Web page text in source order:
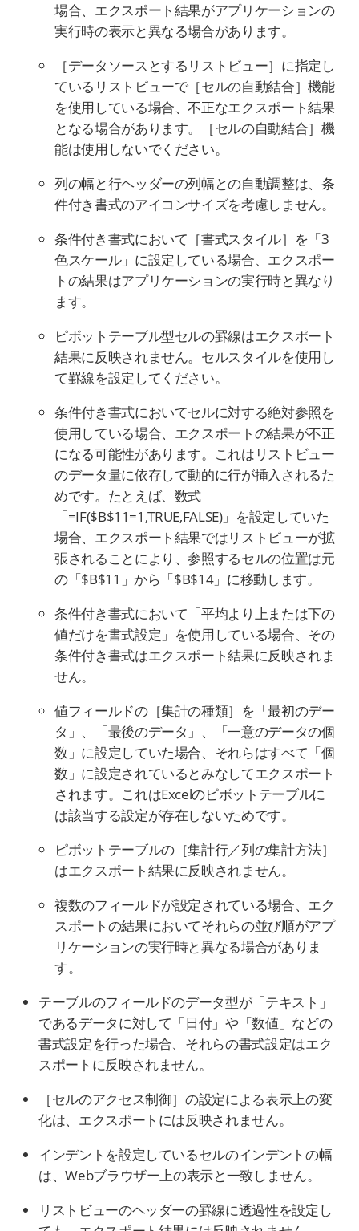
場合、エクスポート結果がアプリケーションの
実行時の表示と異なる場合があります。
［データソースとするリストビュー］に指定し
ているリストビューで［セルの自動結合］機能
を使用している場合、不正なエクスポート結果
となる場合があります。［セルの自動結合］機
能は使用しないでください。
列の幅と行ヘッダーの列幅との自動調整は、条
件付き書式のアイコンサイズを考慮しません。
条件付き書式において［書式スタイル］を「3
色スケール」に設定している場合、エクスポー
トの結果はアプリケーションの実行時と異なり
ます。
ピボットテーブル型セルの罫線はエクスポート
結果に反映されません。セルスタイルを使用し
て罫線を設定してください。
条件付き書式においてセルに対する絶対参照を
使用している場合、エクスポートの結果が不正
になる可能性があります。これはリストビュー
のデータ量に依存して動的に行が挿入されるた
めです。たとえば、数式
「=IF($B$11=1,TRUE,FALSE)」を設定していた
場合、エクスポート結果ではリストビューが拡
張されることにより、参照するセルの位置は元
の「$B$11」から「$B$14」に移動します。
条件付き書式において「平均より上または下の
値だけを書式設定」を使用している場合、その
条件付き書式はエクスポート結果に反映されま
せん。
値フィールドの［集計の種類］を「最初のデー
タ」、「最後のデータ」、「一意のデータの個
数」に設定していた場合、それらはすべて「個
数」に設定されているとみなしてエクスポート
されます。これはExcelのピボットテーブルに
は該当する設定が存在しないためです。
ピボットテーブルの［集計行／列の集計方法］
はエクスポート結果に反映されません。
複数のフィールドが設定されている場合、エク
スポートの結果においてそれらの並び順がアプ
リケーションの実行時と異なる場合がありま
す。
テーブルのフィールドのデータ型が「テキスト」
であるデータに対して「日付」や「数値」などの
書式設定を行った場合、それらの書式設定はエク
スポートに反映されません。
［セルのアクセス制御］の設定による表示上の変
化は、エクスポートには反映されません。
インデントを設定しているセルのインデントの幅
は、Webブラウザー上の表示と一致しません。
リストビューのヘッダーの罫線に透過性を設定し